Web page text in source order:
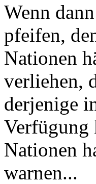
Wenn
pfeifen,
Nationen
verliehen,
derjenige
Verfügung
Nationen
warnen...